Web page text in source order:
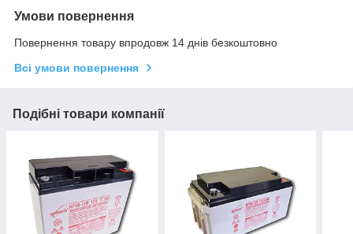
Умови повернення
Повернення товару впродовж 14 днів безкоштовно
Всі умови повернення
Подібні товари компанії